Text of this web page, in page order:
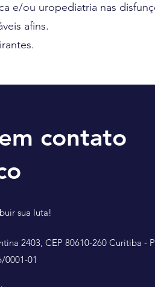
e/ou uropediatria nas
afins.
contato
sua luta!
2403, CEP 80610-260 Curitiba -
0001-01